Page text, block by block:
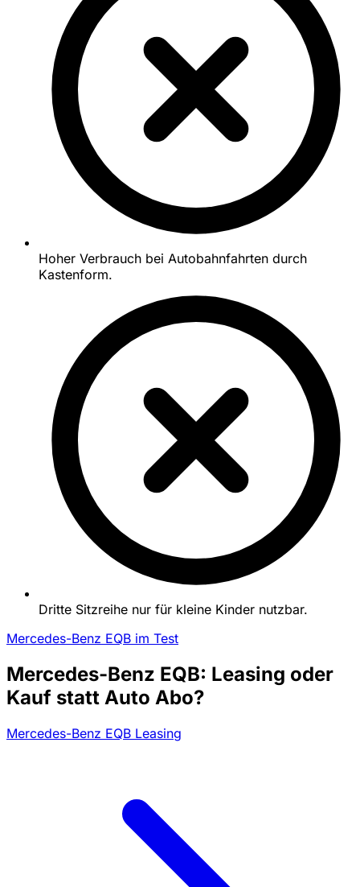
Hoher Verbrauch bei Autobahnfahrten durch
Kastenform.
Dritte Sitzreihe nur für kleine Kinder nutzbar.
Mercedes-Benz EQB im Test
Mercedes-Benz EQB: Leasing oder
Kauf statt Auto Abo?
Mercedes-Benz EQB Leasing